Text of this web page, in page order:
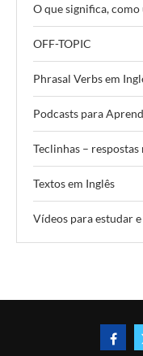
O que significa,
OFF-TOPIC
Phrasal Verbs em
Podcasts para
Teclinhas –
Textos em Inglês
Vídeos para estudar